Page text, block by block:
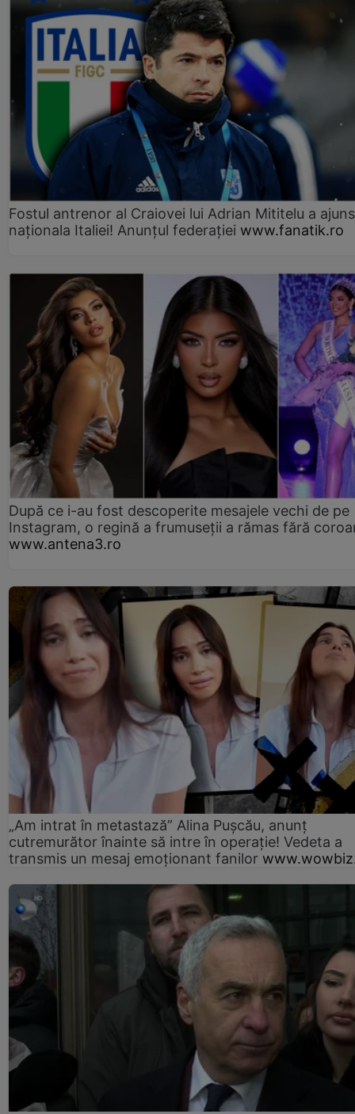
Fostul antrenor al Craiovei lui Adrian Mititelu a
naționala Italiei! Anunțul federației www.fanatik.ro
După ce i-au fost descoperite mesajele vechi de pe
Instagram, o regină a frumuseții a rămas fără
www.antena3.ro
„Am intrat în metastază” Alina Pușcău, anunț
cutremurător înainte să intre în operație! Vedeta a
transmis un mesaj emoționant fanilor